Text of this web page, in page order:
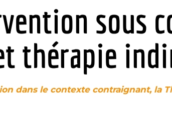
sous
thérapie
dans le contexte contraignant, la